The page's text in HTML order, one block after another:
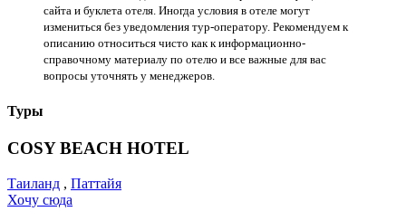
сайта и буклета отеля. Иногда условия в отеле могут
измениться без уведомления тур-оператору. Рекомендуем к
описанию относиться чисто как к информационно-
справочному материалу по отелю и все важные для вас
вопросы уточнять у менеджеров.
Туры
COSY BEACH HOTEL
Таиланд , Паттайя
Хочу сюда